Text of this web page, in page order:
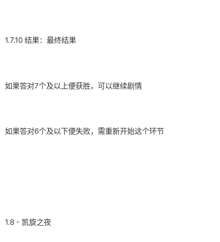
1.7.10 结果：最终结果
如果答对7个及以上便获胜，可以继续剧情
如果答对6个及以下便失败，需重新开始这个环节
1.8 - 凯旋之夜